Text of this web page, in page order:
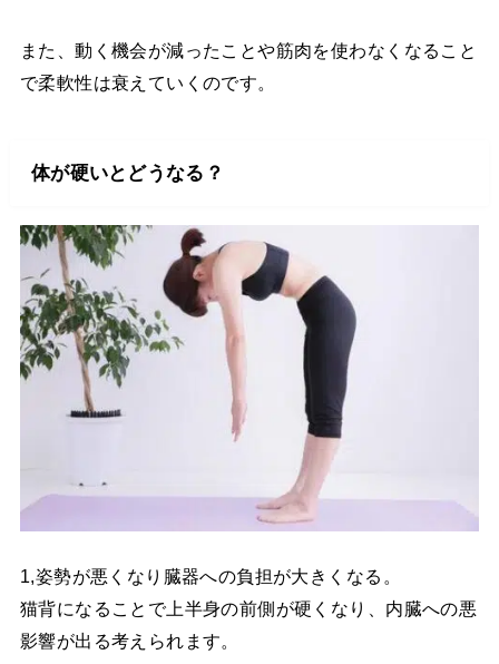
また、動く機会が減ったことや筋肉を使わなくなること
で柔軟性は衰えていくのです。
体が硬いとどうなる？
1,姿勢が悪くなり臓器への負担が大きくなる。
猫背になることで上半身の前側が硬くなり、内臓への悪
影響が出る考えられます。